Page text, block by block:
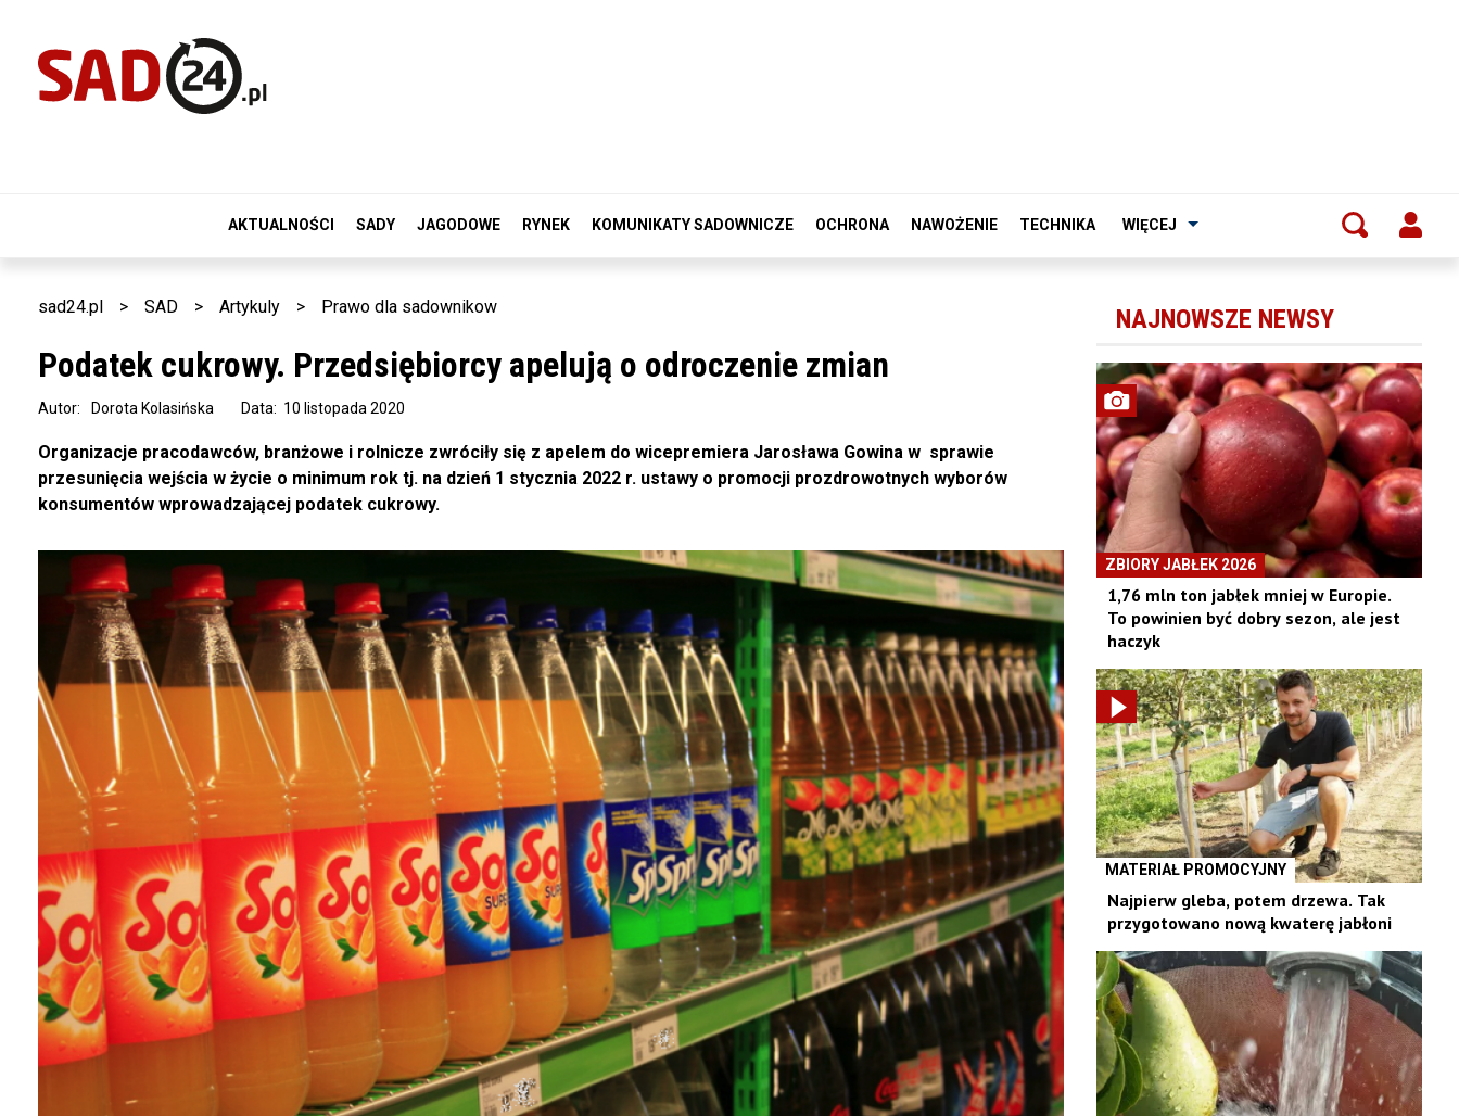
AKTUALNOŚCI SADY JAGODOWE RYNEK KOMUNIKATY SADOWNICZE OCHRONA NAWOŻENIE TECHNIKA WIĘCEJ
sad24.pl > SAD > Artykuly > Prawo dla sadownikow
Podatek cukrowy. Przedsiębiorcy apelują o odroczenie zmian
Data: 10 listopada 2020
Autor: Dorota Kolasińska
Organizacje pracodawców, branżowe i rolnicze zwróciły się z apelem do wicepremiera Jarosława Gowina w sprawie
przesunięcia wejścia w życie o minimum rok tj. na dzień 1 stycznia 2022 r. ustawy o promocji prozdrowotnych wyborów
konsumentów wprowadzającej podatek cukrowy.
NAJNOWSZE NEWSY
ZBIORY JABŁEK 2026
1,76 mln ton jabłek mniej w Europie.
To powinien być dobry sezon, ale jest
haczyk
MATERIAŁ PROMOCYJNY
Najpierw gleba, potem drzewa. Tak
przygotowano nową kwaterę jabłoni